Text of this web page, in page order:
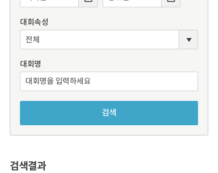
대회속성
대회명
검색
검색결과